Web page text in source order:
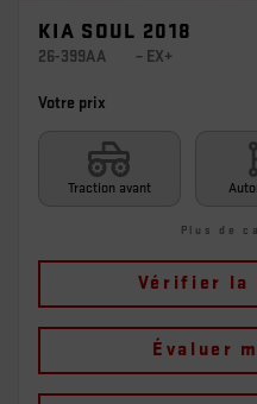
KIA SOUL 2018
26-399AA – EX+
Votre prix
Traction avant
Plus de
Vérifier la
Évaluer